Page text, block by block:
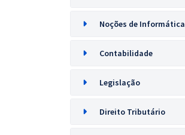
Noções de Informática
Contabilidade
Legislação
Direito Tributário